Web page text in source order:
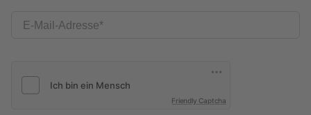
E-Mail-Adresse
Friendly Captcha